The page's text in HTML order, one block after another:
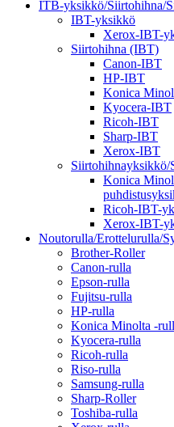
ITB-yksikkö/Siirtohihna/
IBT-yksikkö
Xerox-IBT-
Siirtohihna (IBT)
Canon-IBT
HP-IBT
Konica
Kyocera-IBT
Ricoh-IBT
Sharp-IBT
Xerox-IBT
Siirtohihnayksikkö/
Konica
Ricoh-IBT-
Xerox-IBT-
Noutorulla/Erottelurulla/
Brother-Roller
Canon-rulla
Epson-rulla
Fujitsu-rulla
HP-rulla
Konica Minolta -
Kyocera-rulla
Ricoh-rulla
Riso-rulla
Samsung-rulla
Sharp-Roller
Toshiba-rulla